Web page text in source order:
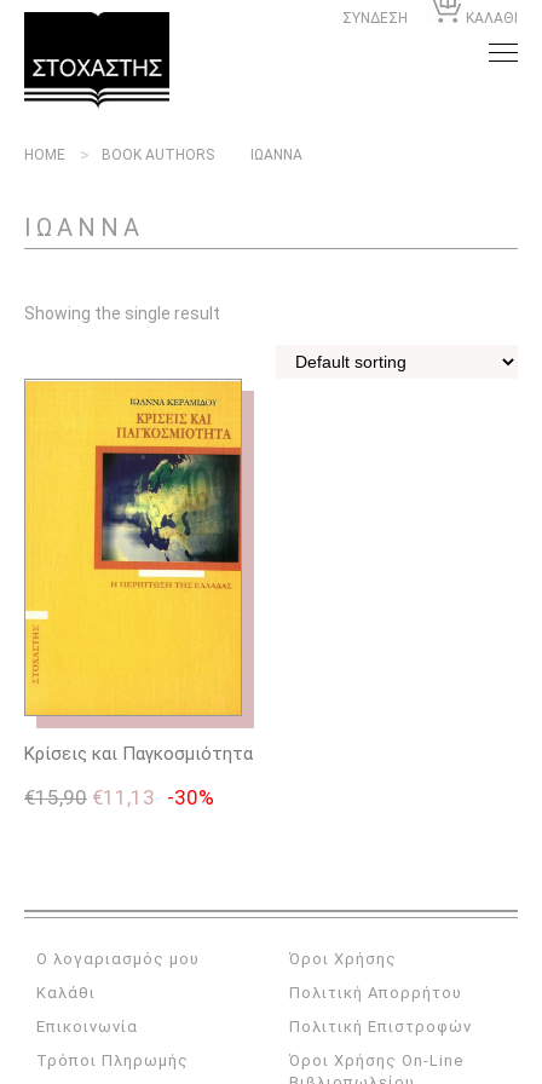
ΣΥΝΔΕΣΗ ΚΑΛΑΘΙ
HOME BOOK AUTHORS ΙΩΑΝΝΑ
ΙΩΑΝΝΑ
Showing the single result
Κρίσεις και Παγκοσμιότητα
€15,90 €11,13 -30%
Ο λογαριασμός μου
Καλάθι
Επικοινωνία
Τρόποι Πληρωμής
Όροι Χρήσης
Πολιτική Απορρήτου
Πολιτική Επιστροφών
Όροι Χρήσης On-Line